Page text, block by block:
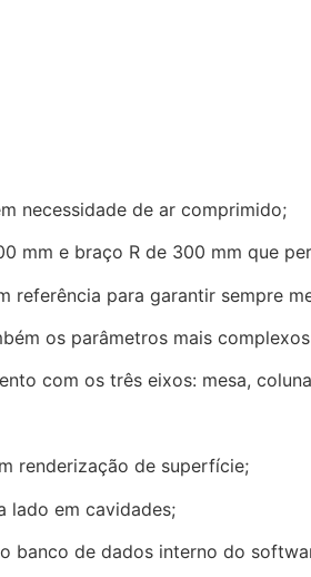
necessidade de ar comprimido;
mm e braço R de 300 mm que
para garantir sempre
os parâmetros mais
com os três eixos: mesa,
renderização de superfície;
lado em cavidades;
banco de dados interno do